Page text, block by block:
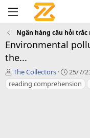
Ngân hàng câu hỏi
Environmental
the...
T
á
c
The Collectors
C
r
e
25/7/
reading comprehension